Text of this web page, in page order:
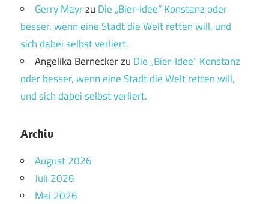
Gerry Mayrzu Die „Bier-Idee“ Konstanz oder
besser, wenn eine Stadt die Welt retten will, und
sich dabei selbst verliert.
Angelika Berneckerzu Die „Bier-Idee“ Konstanz
oder besser, wenn eine Stadt die Welt retten will,
und sich dabei selbst verliert.
Archiv
August 2026
Juli 2026
Mai 2026